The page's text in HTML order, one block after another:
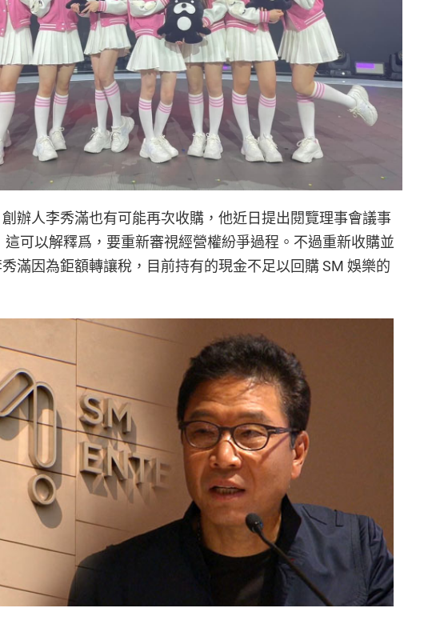
辦人李秀滿也有可能再次收購，他近日提出閱覽理事會議事
這可以解釋爲，要重新審視經營權紛爭過程。不過重新收購並
滿因為鉅額轉讓稅，目前持有的現金不足以回購SM 娛樂的